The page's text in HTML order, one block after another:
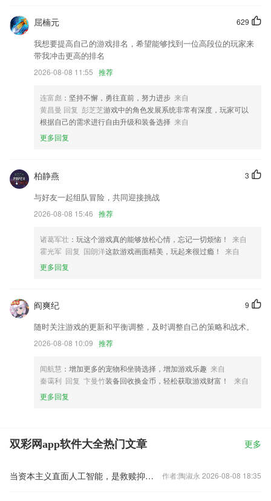
— 新增图层比例锁定选项
【修复】相册功能再部分手机上存在闪退的问题
优化画画功能。
增加了“在后台运行”功能的设置界面
联系我们
以上就是双彩网app软件大全的介绍，如果您喜欢这款软件，您可以到应
用商店进行打分评论，说出您的使用经历，以帮助我们更好的对产品进行
优化修改。
629
屈楠元
我想要提高自己的游戏排名，希望能够找到一位高段位的玩家来
带我冲击更高的排名
2026-08-08 11:55 推荐
连富彪 ：坚持不懈，勇往直前，努力进步 来自
黄昌曼 回复 彭芝芝游戏中的角色发展系统非常有深度，玩家可以
根据自己的需求进行自由升级和装备选择 来自
更多回复
3
柏静燕
与好友一起组队冒险，共同迎接挑战
2026-08-08 15:46 推荐
诸葛军壮 ：玩这个游戏真的能够放松心情，忘记一切烦恼！
来自
霍光军 回复 国朗洋这款游戏画面精美，玩起来很过瘾！
来自
更多回复
9
阎爽纪
随时关注游戏的更新和平衡调整，及时调整自己的策略和战术。
2026-08-08 10:09 推荐
闻航慧 ：增加更多的宠物和坐骑选择，增加游戏乐趣 来自
秦霭利 回复 卞曼竹装备回收换金币，轻松获取游戏财富！
来自
更多回复
双彩网app软件大全热门文章 更多
当资本主义直面人工智能，是救赎抑或是审判？ 作者:陶淑永 2026-08-08 18:35